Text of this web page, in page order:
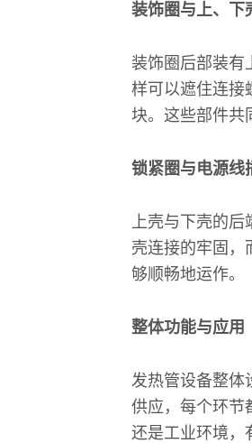
装饰圈与上、下
装饰圈后部装有
样可以遮住连接
块。这些部件共
锁紧圈与电源线
上壳与下壳的后
壳连接的牢固，
够顺畅地运作。
整体功能与应用
发热管设备整体
供应，每个环节
还是工业环境，